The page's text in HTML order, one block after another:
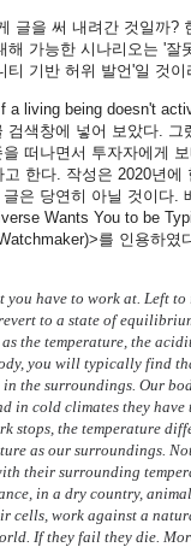
글을 써 내려간 것일까?
가능한 시나리오는 '잘
기반 허위 발언'일 것이
a living being doesn't
검색창에 넣어 보았다.
떠나면서 투자자에게
고 한다. 작성은 2020년
은 당연히 아닐 것이다.
Wants You to be
를 인용하였
have to work at. Left
to a state of
the temperature, the
you will typically find
the surroundings. Our
in cold climates they
stops, the temperature
as our surroundings.
their surrounding
in a dry country,
cells, work against a
If they fail they die.